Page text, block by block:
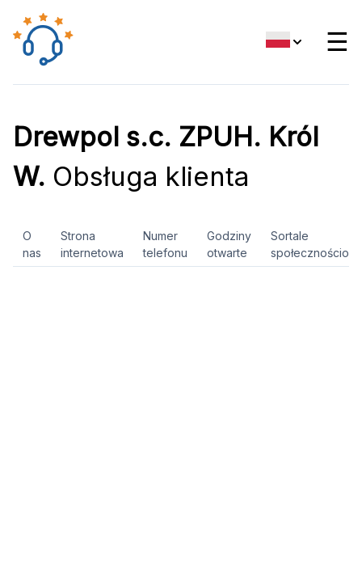
☰
Drewpol s.c. ZPUH. Król
W. Obsługa klienta
O
nas
Strona
internetowa
Numer
telefonu
Godziny
otwarte
Sortale